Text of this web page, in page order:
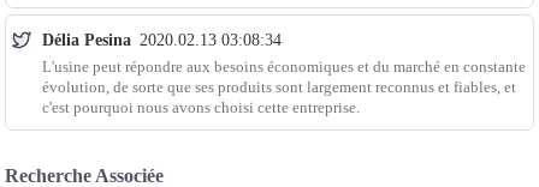
Délia Pesina 2020.02.13 03:08:34
L'usine peut répondre aux besoins économiques et du marché en constante
évolution, de sorte que ses produits sont largement reconnus et fiables, et
c'est pourquoi nous avons choisi cette entreprise.
Recherche Associée